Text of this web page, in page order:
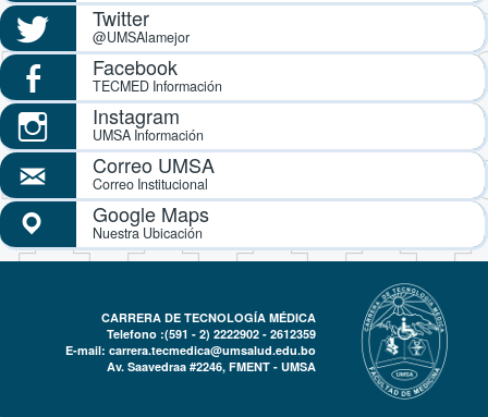
Twitter
@UMSAlamejor
Facebook
TECMED Información
Instagram
UMSA Información
Correo UMSA
Correo Institucional
Google Maps
Nuestra Ubicación
CARRERA DE TECNOLOGÍA MÉDICA
Telefono :(591 - 2) 2222902 - 2612359
E-mail: carrera.tecmedica@umsalud.edu.bo
Av. Saavedraa #2246, FMENT - UMSA